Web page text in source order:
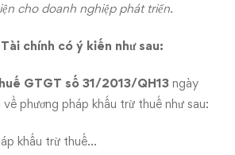
cho doanh nghiệp phát triển.
chính có ý kiến như sau:
GTGT số 31/2013/QH13 ngày
phương pháp khấu trừ thuế như sau:
khấu trừ thuế…